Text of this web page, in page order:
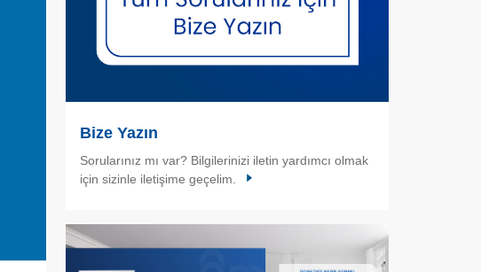
Bize Yazın
Sorularınız mı var? Bilgilerinizi iletin yardımcı olmak
için sizinle iletişime geçelim.